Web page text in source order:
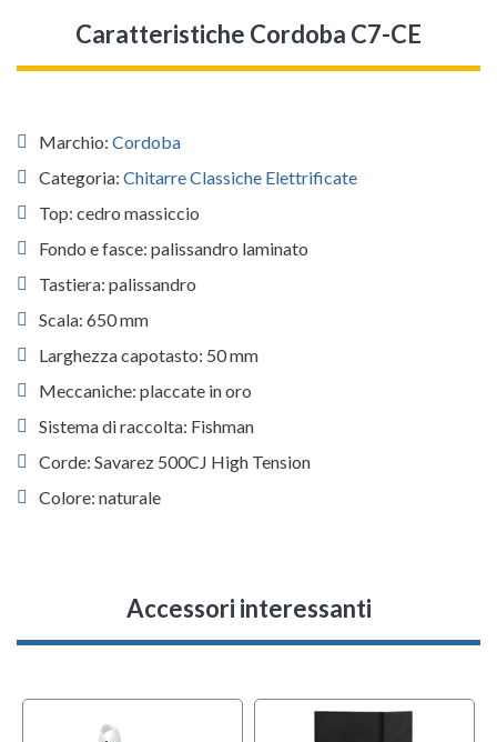
Caratteristiche Cordoba C7-CE
Marchio: Cordoba
Categoria: Chitarre Classiche Elettrificate
Top: cedro massiccio
Fondo e fasce: palissandro laminato
Tastiera: palissandro
Scala: 650 mm
Larghezza capotasto: 50 mm
Meccaniche: placcate in oro
Sistema di raccolta: Fishman
Corde: Savarez 500CJ High Tension
Colore: naturale
Accessori interessanti